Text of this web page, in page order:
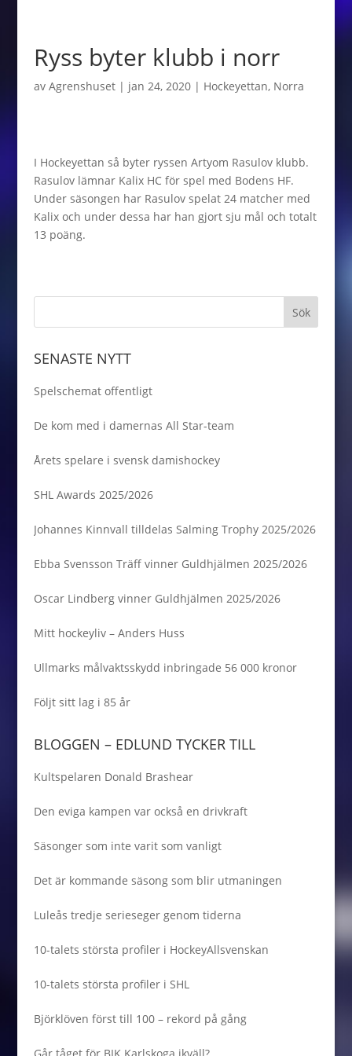
Ryss byter klubb i norr
av Agrenshuset| jan 24, 2020| Hockeyettan, Norra
I Hockeyettan så byter ryssen Artyom Rasulov klubb.
Rasulov lämnar Kalix HC för spel med Bodens HF.
Under säsongen har Rasulov spelat 24 matcher med
Kalix och under dessa har han gjort sju mål och totalt
13 poäng.
SENASTE NYTT
Spelschemat offentligt
De kom med i damernas All Star-team
Årets spelare i svensk damishockey
SHL Awards 2025/2026
Johannes Kinnvall tilldelas Salming Trophy 2025/2026
Ebba Svensson Träff vinner Guldhjälmen 2025/2026
Oscar Lindberg vinner Guldhjälmen 2025/2026
Mitt hockeyliv – Anders Huss
Ullmarks målvaktsskydd inbringade 56 000 kronor
Följt sitt lag i 85 år
BLOGGEN – EDLUND TYCKER TILL
Kultspelaren Donald Brashear
Den eviga kampen var också en drivkraft
Säsonger som inte varit som vanligt
Det är kommande säsong som blir utmaningen
Luleås tredje serieseger genom tiderna
10-talets största profiler i HockeyAllsvenskan
10-talets största profiler i SHL
Björklöven först till 100 – rekord på gång